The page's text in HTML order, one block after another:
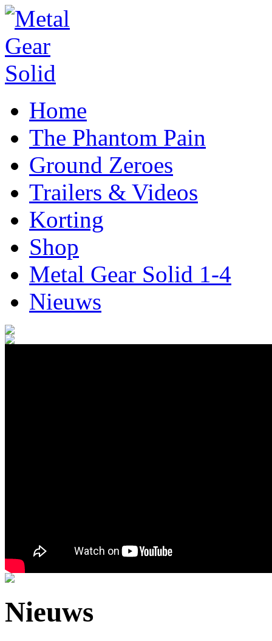
Home
The Phantom Pain
Ground Zeroes
Trailers & Videos
Korting
Shop
Metal Gear Solid 1-4
Nieuws
Nieuws